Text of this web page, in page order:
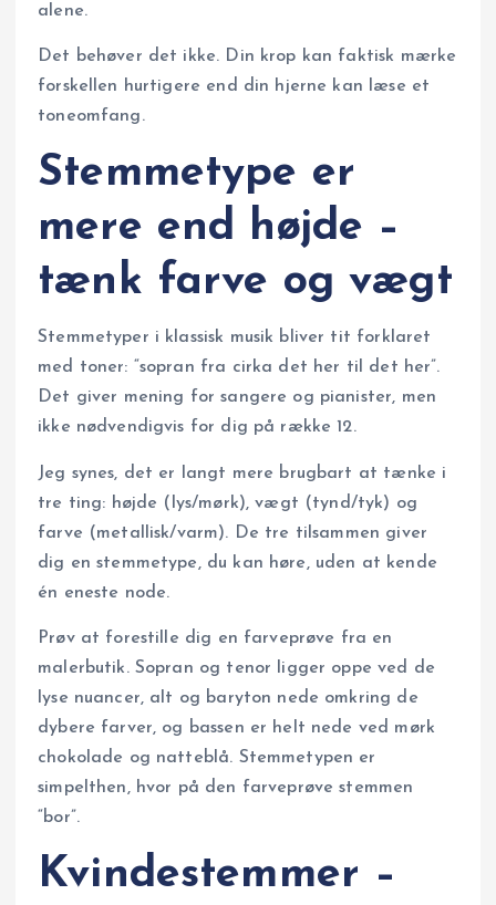
alene.
Det behøver det ikke. Din krop kan faktisk mærke
forskellen hurtigere end din hjerne kan læse et
toneomfang.
Stemmetype er
mere end højde –
tænk farve og vægt
Stemmetyper i klassisk musik bliver tit forklaret
med toner: “sopran fra cirka det her til det her”.
Det giver mening for sangere og pianister, men
ikke nødvendigvis for dig på række 12.
Jeg synes, det er langt mere brugbart at tænke i
tre ting: højde (lys/mørk), vægt (tynd/tyk) og
farve (metallisk/varm). De tre tilsammen giver
dig en stemmetype, du kan høre, uden at kende
én eneste node.
Prøv at forestille dig en farveprøve fra en
malerbutik. Sopran og tenor ligger oppe ved de
lyse nuancer, alt og baryton nede omkring de
dybere farver, og bassen er helt nede ved mørk
chokolade og natteblå. Stemmetypen er
simpelthen, hvor på den farveprøve stemmen
“bor”.
Kvindestemmer –